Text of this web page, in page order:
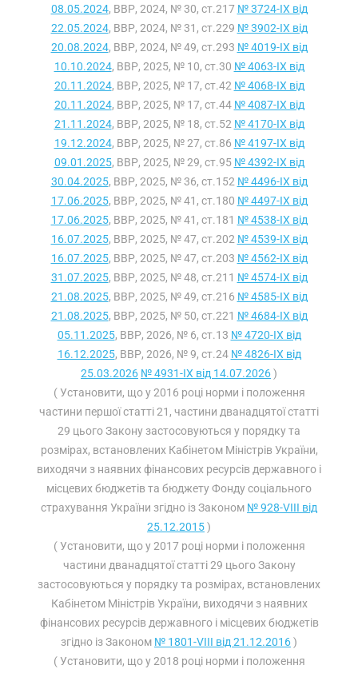
08.05.2024, ВВР, 2024, № 30, ст.217 № 3724-IX від
22.05.2024, ВВР, 2024, № 31, ст.229 № 3902-IX від
20.08.2024, ВВР, 2024, № 49, ст.293 № 4019-IX від
10.10.2024, ВВР, 2025, № 10, ст.30 № 4063-IX від
20.11.2024, ВВР, 2025, № 17, ст.42 № 4068-IX від
20.11.2024, ВВР, 2025, № 17, ст.44 № 4087-IX від
21.11.2024, ВВР, 2025, № 18, ст.52 № 4170-IX від
19.12.2024, ВВР, 2025, № 27, ст.86 № 4197-IX від
09.01.2025, ВВР, 2025, № 29, ст.95 № 4392-IX від
30.04.2025, ВВР, 2025, № 36, ст.152 № 4496-IX від
17.06.2025, ВВР, 2025, № 41, ст.180 № 4497-IX від
17.06.2025, ВВР, 2025, № 41, ст.181 № 4538-IX від
16.07.2025, ВВР, 2025, № 47, ст.202 № 4539-IX від
16.07.2025, ВВР, 2025, № 47, ст.203 № 4562-IX від
31.07.2025, ВВР, 2025, № 48, ст.211 № 4574-IX від
21.08.2025, ВВР, 2025, № 49, ст.216 № 4585-IX від
21.08.2025, ВВР, 2025, № 50, ст.221 № 4684-IX від
05.11.2025, ВВР, 2026, № 6, ст.13 № 4720-IX від
16.12.2025, ВВР, 2026, № 9, ст.24 № 4826-IX від
25.03.2026 № 4931-IX від 14.07.2026)
( Установити, що у 2016 році норми і положення
частини першої статті 21 , частини дванадцятої статті
29 цього Закону застосовуються у порядку та
розмірах, встановлених Кабінетом Міністрів України,
виходячи з наявних фінансових ресурсів державного і
місцевих бюджетів та бюджету Фонду соціального
страхування України згідно із Законом № 928-VIII від
25.12.2015)
( Установити, що у 2017 році норми і положення
частини дванадцятої статті 29 цього Закону
застосовуються у порядку та розмірах, встановлених
Кабінетом Міністрів України, виходячи з наявних
фінансових ресурсів державного і місцевих бюджетів
згідно із Законом № 1801-VIII від 21.12.2016)
( Установити, що у 2018 році норми і положення